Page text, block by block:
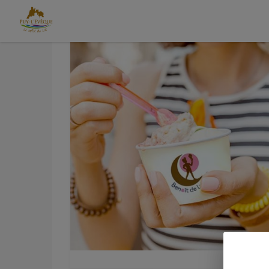
Contenu